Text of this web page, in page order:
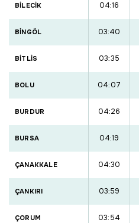
BİLECİK 04:16
BİNGÖL 03:40
BİTLİS 03:35
BOLU 04:07
BURDUR 04:26
BURSA 04:19
ÇANAKKALE 04:30
ÇANKIRI 03:59
ÇORUM 03:54